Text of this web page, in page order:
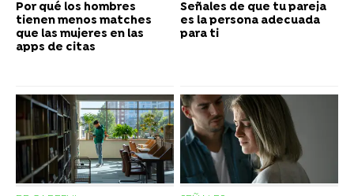
Por qué los hombres
tienen menos matches
que las mujeres en las
apps de citas
Señales de que tu pareja
es la persona adecuada
para ti